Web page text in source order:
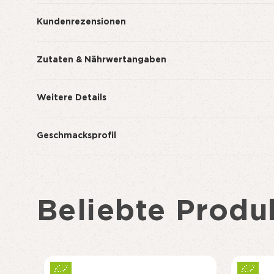
Kundenrezensionen
Zutaten & Nährwertangaben
Weitere Details
Geschmacksprofil
Beliebte